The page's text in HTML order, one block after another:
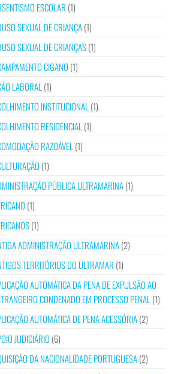
ESCOLAR (1)
SEXUAL DE CRIANÇA(1)
SEXUAL DE CRIANÇAS(1)
CIGANO (1)
LABORAL (1)
INSTITUCIONAL (1)
RESIDENCIAL (1)
RAZOÁVEL (1)
(1)
PÚBLICA ULTRAMARINA(1)
(1)
(1)
ADMINISTRAÇÃO ULTRAMARINA(2)
TERRITÓRIOS DO ULTRAMAR (1)
AUTOMÁTICA DA PENA DE EXPULSÃO AO
CONDENADO EM PROCESSO PENAL (1)
AUTOMÁTICA DE PENA ACESSÓRIA(2)
JUDICIÁRIO (6)
DA NACIONALIDADE PORTUGUESA(2)